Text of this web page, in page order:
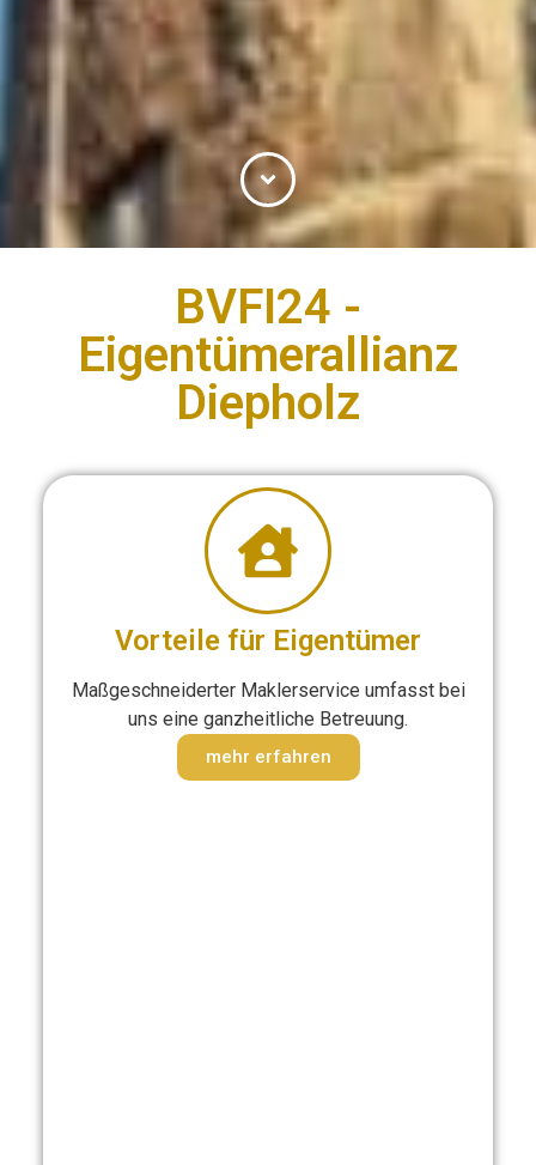
BVFI24 -
Eigentümerallianz
Diepholz
Vorteile für Eigentümer
Maßgeschneiderter Maklerservice umfasst bei
uns eine ganzheitliche Betreuung.
mehr erfahren